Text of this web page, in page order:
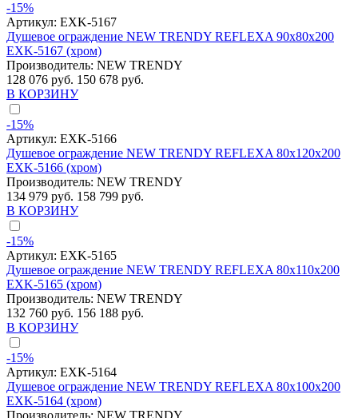
-15%
Артикул: EXK-5167
Душевое ограждение NEW TRENDY REFLEXA 90x80x200
EXK-5167 (хром)
Производитель: NEW TRENDY
128 076 руб. 150 678 руб.
В КОРЗИНУ
-15%
Артикул: EXK-5166
Душевое ограждение NEW TRENDY REFLEXA 80x120x200
EXK-5166 (хром)
Производитель: NEW TRENDY
134 979 руб. 158 799 руб.
В КОРЗИНУ
-15%
Артикул: EXK-5165
Душевое ограждение NEW TRENDY REFLEXA 80x110x200
EXK-5165 (хром)
Производитель: NEW TRENDY
132 760 руб. 156 188 руб.
В КОРЗИНУ
-15%
Артикул: EXK-5164
Душевое ограждение NEW TRENDY REFLEXA 80x100x200
EXK-5164 (хром)